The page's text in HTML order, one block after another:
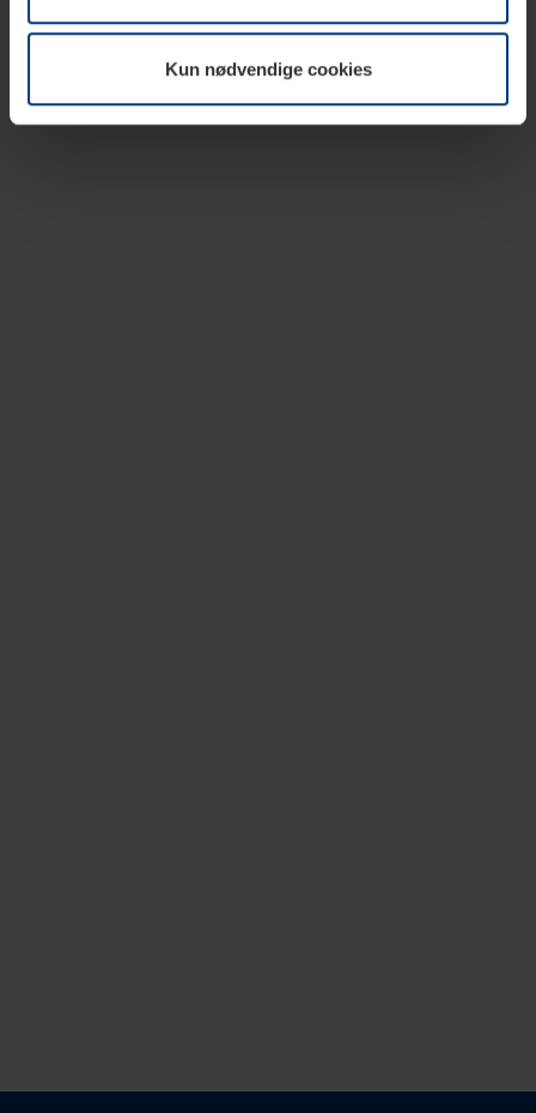
informasjonskapselen på sidenPersonvernerklæringpå
Kun nødvendige cookies